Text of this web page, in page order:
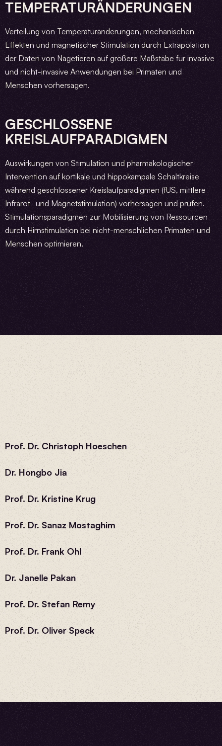
TEMPERATURÄNDERUNGEN
Verteilung von Temperaturänderungen, mechanischen
Effekten und magnetischer Stimulation durch Extrapolation
der Daten von Nagetieren auf größere Maßstäbe für invasive
und nicht-invasive Anwendungen bei Primaten und
Menschen vorhersagen.
GESCHLOSSENE
KREISLAUFPARADIGMEN
Auswirkungen von Stimulation und pharmakologischer
Intervention auf kortikale und hippokampale Schaltkreise
während geschlossener Kreislaufparadigmen (fUS, mittlere
Infrarot- und Magnetstimulation) vorhersagen und prüfen.
Stimulationsparadigmen zur Mobilisierung von Ressourcen
durch Hirnstimulation bei nicht-menschlichen Primaten und
Menschen optimieren.
Prof. Dr. Christoph Hoeschen
Dr. Hongbo Jia
Prof. Dr. Kristine Krug
Prof. Dr. Sanaz Mostaghim
Prof. Dr. Frank Ohl
Dr. Janelle Pakan
Prof. Dr. Stefan Remy
Prof. Dr. Oliver Speck